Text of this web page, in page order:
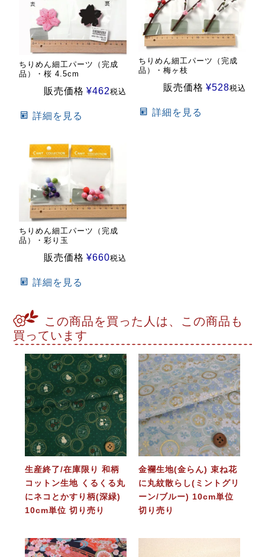
ちりめん細工パーツ（完成
品）・桜 4.5cm
販売価格 ¥462税込
詳細を見る
ちりめん細工パーツ（完成
品）・梅ヶ枝
販売価格 ¥528税込
詳細を見る
ちりめん細工パーツ（完成
品）・彩り玉
販売価格 ¥660税込
詳細を見る
この商品を買った人は、この商品も
買っています
生産終了/在庫限り 和柄
コットン生地 くるくる丸
にネコとかすり柄(深緑)
10cm単位 切り売り
金襴生地(金らん) 束ね花
に丸紋散らし(ミントグリ
ーン/ブルー) 10cm単位
切り売り